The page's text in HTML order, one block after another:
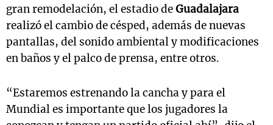
gran remodelación, el estadio deGuadalajara
realizó el cambio de césped, además de nuevas
pantallas, del sonido ambiental y modificaciones
en baños y el palco de prensa, entre otros.
“Estaremos estrenando la cancha y para el
Mundial es importante que los jugadores la